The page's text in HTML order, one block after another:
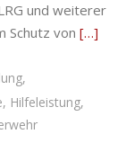
und weiterer
Schutz von […]
,
, Hilfeleistung,